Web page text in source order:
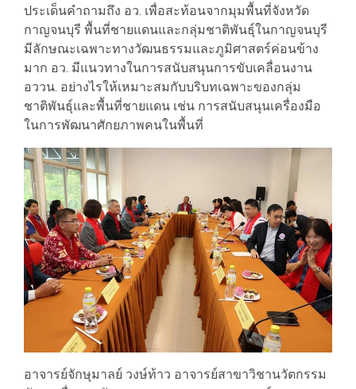
ประเด็นคำถามถึง อว. เพื่อสะท้อนจากมุมพื้นที่จังหวัด
กาญจนบุรี พื้นที่ชายแดนและกลุ่มชาติพันธุ์ในกาญจนบุรี
มีลักษณะเฉพาะทางวัฒนธรรมและภูมิศาสตร์ค่อนข้าง
มาก อว. มีแนวทางในการสนับสนุนการขับเคลื่อนงาน
อววน. อย่างไรให้เหมาะสมกับบริบทเฉพาะของกลุ่ม
ชาติพันธุ์และพื้นที่ชายแดน เช่น การสนับสนุนเครื่องมือ
ในการพัฒนาศักยภาพคนในพื้นที่
อาจารย์จักษุมาลย์ วงษ์ท้าว อาจารย์สาขาวิชานวัตกรรม